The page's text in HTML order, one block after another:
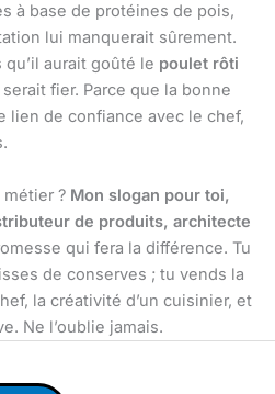
à base de protéines de pois,
lui manquerait sûrement.
aurait goûté le poulet rôti
fier. Parce que la bonne
lien de confiance avec le chef,
? Mon slogan pour toi,
de produits, architecte
qui fera la différence. Tu
de conserves ; tu vends la
la créativité d’un cuisinier, et
Ne l’oublie jamais.